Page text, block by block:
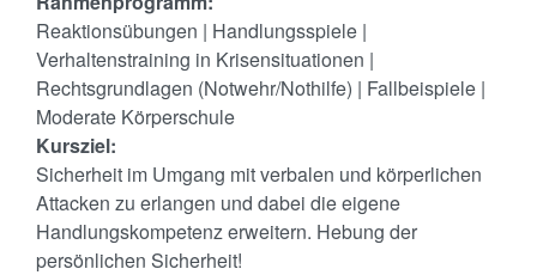
Reaktionsübungen | Handlungsspiele |
Verhaltenstraining in Krisensituationen |
Rechtsgrundlagen (Notwehr/Nothilfe) | Fallbeispiele |
Moderate Körperschule
Kursziel:
Sicherheit im Umgang mit verbalen und körperlichen
Attacken zu erlangen und dabei die eigene
Handlungskompetenz erweitern. Hebung der
persönlichen Sicherheit!